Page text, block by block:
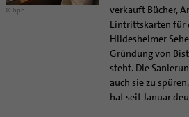
Ehe - Familie -
Kategoriale und Diakonale Seelsorge
Polizei- und Feuerwehr
Veranstaltungen
Supervision
Aufbrüche in der Kirche
KirchenZeitung online
Verwaltungsbeauftragte /
© bph
verkauft Bücher,
Eintrittskarten für
Hildesheimer
Gründung von
steht. Die
auch sie zu
hat seit Januar